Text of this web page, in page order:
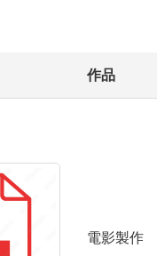
作品
電影製作